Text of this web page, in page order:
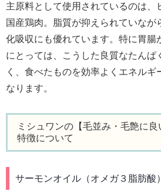
主原料として使用されているのは、
国産鶏肉。脂質が抑えられていなが
化吸収にも優れています。特に胃腸
にとっては、こうした良質なたんぱ
く、食べたものを効率よくエネルギ
なります。
ミシュワンの【毛並み・毛艶に
特徴について
サーモンオイル（オメガ３脂肪酸